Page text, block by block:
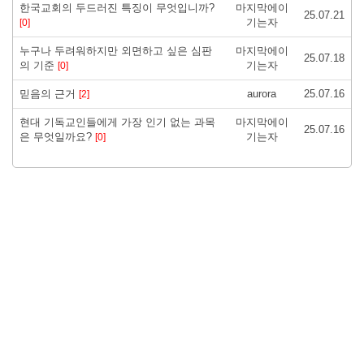
한국교회의 두드러진 특징이 무엇입니까?
[0]
마지막에이
기는자
25.07.21
누구나 두려워하지만 외면하고 싶은 심판
의 기준 [0]
마지막에이
기는자
25.07.18
믿음의 근거 [2] aurora 25.07.16
현대 기독교인들에게 가장 인기 없는 과목
은 무엇일까요? [0]
마지막에이
기는자
25.07.16